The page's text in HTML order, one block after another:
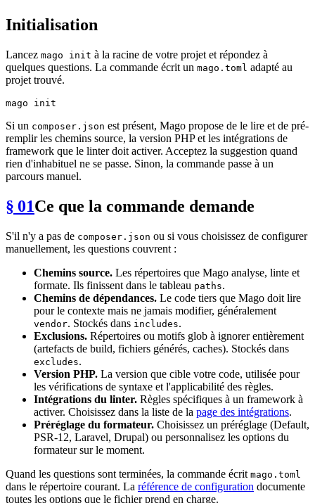
Initialisation
Lancez mago init à la racine de votre projet et répondez à
quelques questions. La commande écrit un mago.toml adapté au
projet trouvé.
Si un composer.json est présent, Mago propose de le lire et de pré-
remplir les chemins source, la version PHP et les intégrations de
framework que le linter doit activer. Acceptez la suggestion quand
rien d'inhabituel ne se passe. Sinon, la commande passe à un
parcours manuel.
§ 01Ce que la commande demande
S'il n'y a pas de composer.json ou si vous choisissez de configurer
manuellement, les questions couvrent :
Chemins source. Les répertoires que Mago analyse, linte et
formate. Ils finissent dans le tableau paths.
Chemins de dépendances. Le code tiers que Mago doit lire
pour le contexte mais ne jamais modifier, généralement
vendor. Stockés dans includes.
Exclusions. Répertoires ou motifs glob à ignorer entièrement
(artefacts de build, fichiers générés, caches). Stockés dans
excludes.
Version PHP. La version que cible votre code, utilisée pour
les vérifications de syntaxe et l'applicabilité des règles.
Intégrations du linter. Règles spécifiques à un framework à
activer. Choisissez dans la liste de la page des intégrations.
Préréglage du formateur. Choisissez un préréglage (Default,
PSR-12, Laravel, Drupal) ou personnalisez les options du
formateur sur le moment.
Quand les questions sont terminées, la commande écrit mago.toml
dans le répertoire courant. La référence de configuration documente
toutes les options que le fichier prend en charge.